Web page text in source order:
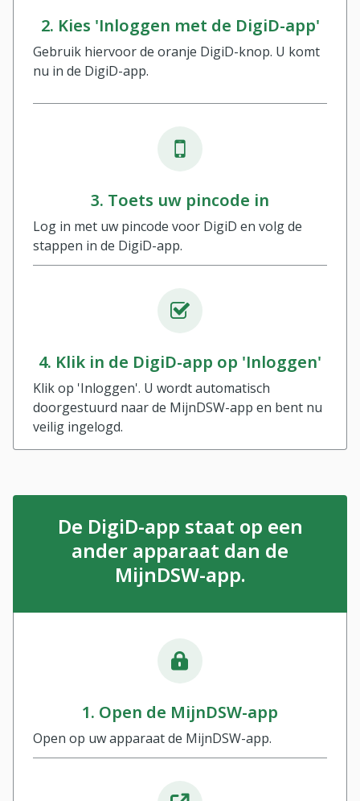
2. Kies 'Inloggen met de DigiD-app'
Gebruik hiervoor de oranje DigiD-knop. U komt
nu in de DigiD-app.
3. Toets uw pincode in
Log in met uw pincode voor DigiD en volg de
stappen in de DigiD-app.
4. Klik in de DigiD-app op 'Inloggen'
Klik op 'Inloggen'. U wordt automatisch
doorgestuurd naar de MijnDSW-app en bent nu
veilig ingelogd.
De DigiD-app staat op een
ander apparaat dan de
MijnDSW-app.
1. Open de MijnDSW-app
Open op uw apparaat de MijnDSW-app.